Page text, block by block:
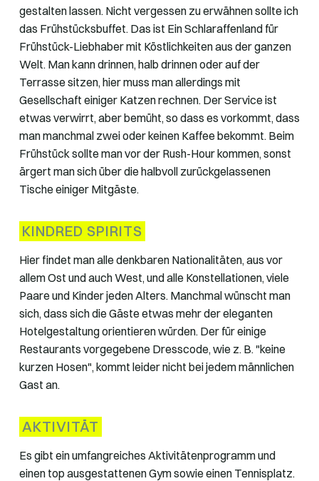
gestalten lassen. Nicht vergessen zu erwähnen sollte ich
das Frühstücksbuffet. Das ist Ein Schlaraffenland für
Frühstück-Liebhaber mit Köstlichkeiten aus der ganzen
Welt. Man kann drinnen, halb drinnen oder auf der
Terrasse sitzen, hier muss man allerdings mit
Gesellschaft einiger Katzen rechnen. Der Service ist
etwas verwirrt, aber bemüht, so dass es vorkommt, dass
man manchmal zwei oder keinen Kaffee bekommt. Beim
Frühstück sollte man vor der Rush-Hour kommen, sonst
ärgert man sich über die halbvoll zurückgelassenen
Tische einiger Mitgäste.
KINDRED SPIRITS
Hier findet man alle denkbaren Nationalitäten, aus vor
allem Ost und auch West, und alle Konstellationen, viele
Paare und Kinder jeden Alters. Manchmal wünscht man
sich, dass sich die Gäste etwas mehr der eleganten
Hotelgestaltung orientieren würden. Der für einige
Restaurants vorgegebene Dresscode, wie z. B. "keine
kurzen Hosen", kommt leider nicht bei jedem männlichen
Gast an.
AKTIVITÄT
Es gibt ein umfangreiches Aktivitätenprogramm und
einen top ausgestattenen Gym sowie einen Tennisplatz.